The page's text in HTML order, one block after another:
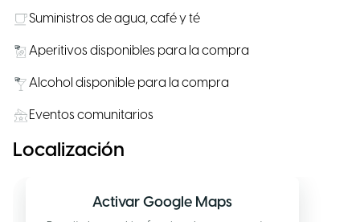
Suministros de agua, café y té
Aperitivos disponibles para la compra
Alcohol disponible para la compra
Eventos comunitarios
Localización
Activar Google Maps